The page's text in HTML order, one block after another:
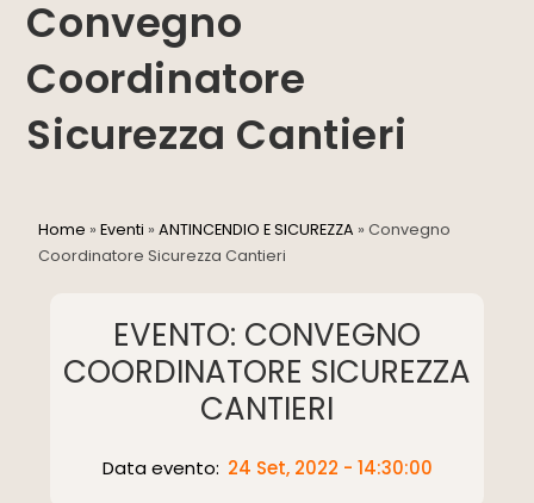
Convegno
Coordinatore
Sicurezza Cantieri
Home »Eventi »ANTINCENDIO E SICUREZZA »Convegno
Coordinatore Sicurezza Cantieri
EVENTO: CONVEGNO
COORDINATORE SICUREZZA
CANTIERI
Data evento: 24 Set, 2022 - 14:30:00